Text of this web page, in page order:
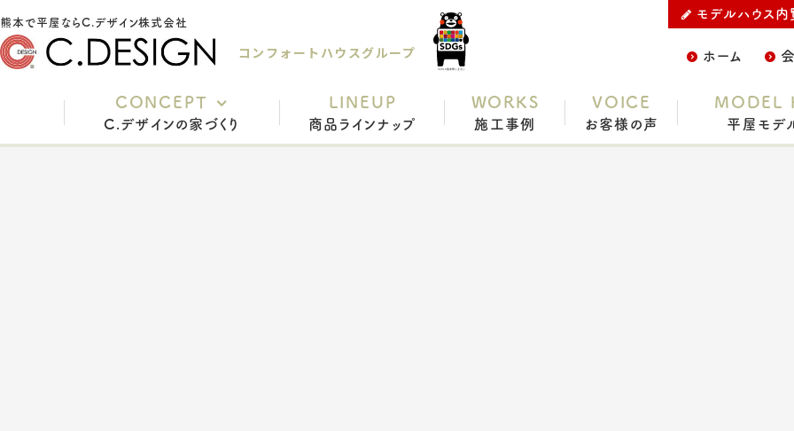
熊本で平屋ならC.デザイン株式会社
コンフォートハウスグループ ホーム
モデルハウス
CONCEPT
C.デザインの家づくり
LINEUP
商品ラインナップ
WORKS
施工事例
VOICE
お客様の声
MODEL
平屋モデ